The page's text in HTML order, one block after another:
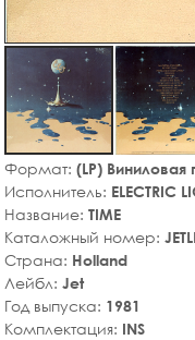
Формат: (LP) Виниловая
Исполнитель: ELECTRIC
Название: TIME
Каталожный номер:
Страна: Holland
Лейбл: Jet
Год выпуска: 1981
Комплектация: INS